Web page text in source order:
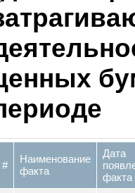
4.
(далее -
ценных